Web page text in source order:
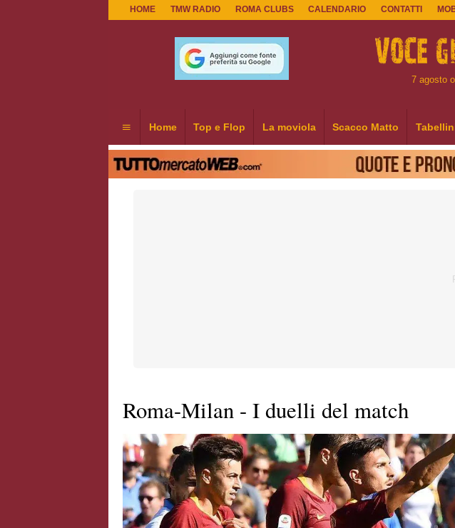
HOME TMW RADIO ROMA CLUBS CALENDARIO CONTATTI
7 agosto
Home Top e Flop La moviola Scacco Matto
Roma-Milan - I duelli del match